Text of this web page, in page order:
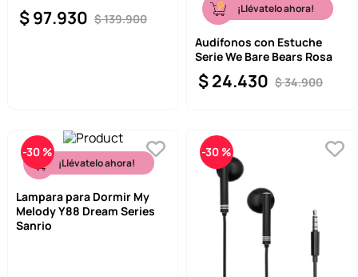
$139.900
$97.930 ¡Llévatelo ahora!
Audífonos con Estuche
Serie We Bare Bears Rosa
$34.900
$24.430
-30 %
¡Llévatelo ahora!
Lampara para Dormir My
Melody Y88 Dream Series
Sanrio
-30 %